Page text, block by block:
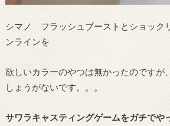
シマノ フラッシュブーストとショック
ンラインを
欲しいカラーのやつは無かったのです
しょうがないです。。。
サワラキャスティングゲームをガチでや